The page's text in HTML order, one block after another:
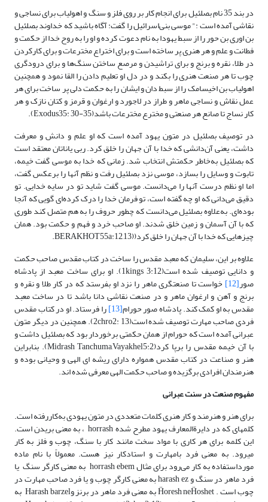
در بند 35 نام بصلئیل برای انجام کار بر روی فلز و سنگ و اهولیاب برای نساجی و
نقاشی آمده است :" موسی بنی‌اسرائیل را گفت: آگاه باشید که خداوند بصلئیل
بن اوری بن حور را از سبط یهودا به نام دعوت کرده و او را به روح خدا از حکمت و
فطانت و علم و هر هنری پر ساخته است و برای اختراع مخترعات و برای کارکردن
در طلا، نقره و برنج و برای تراشیدن و مرصع ساختن سنگ‌ها و برای درودگری
چوب تا هر صنعت هنری را بکند و در دل او تعلیم دادن را القا نمود و همچنین
اهولیاب بن اخیسامک را از سبط دان و ایشان را به حکمت دلی پر ساخت برای هر
عمل نقاش و نساجی ماهر و طراز در لاجورد و ارغوان و قرمز و کتان نازک و هر
کار نساج تا صانع هر صنعتی و مخترع مخترعات باشد(Exodus35: 30-35).
در توصیف بصلئیل در متون یهود آمده است که او علم و دانش و معرفت
داشت، یعنی آن‌دانشی که خدا با آن جهان را خلق کرد. ربی یاناتان معتقد است
که بصلئیل به‌خاطر حکمتش انتخاب شد. زمانی که خدا به موسی گفت خیمه،
تابوت و وسایل را بسازد، موسی نزد بصلئیل رفت و نظم آنها را برعکس گفت،
اما او نظم درست آنها را می‌دانست. موسی گفت شاید تو در سایه خدایی. تو
دقیق می‌دانی که او چه گفته است، تو فرمان خدا را درک کرده‌ای گویی که آنجا
بوده‌ای. به‌علاوه بصلئیل می‌دانست که چطور حروف را به هم متصل کند طوری
که با آن آسمان و زمین خلق شدند. او صاحب خرد و فهم و حکمت بود. همان
چیزهایی که خدا با آن جهان را خلق کرد((BERAKHOT55a:12,13.
علاوه بر این، سلیمان که معبد مقدس را ساخت در کتاب مقدس صاحب حکمت
و دانایی توصیف شده است(1kings 3:12). او برای ساخت معبد از پادشاه
صور[12] خواست تا صنعتگری ماهر را نزد او بفرستد که در کار طلا و نقره و
برنج و آهن و ارغوان ماهر و در صنعت نقاشی دانا باشد تا در ساخت معبد
مقدس به او کمک کند. پادشاه صور حورام[13] را فرستاد. او در کتاب مقدس
فردی صاحب مهارت توصیف شده است(2chro2: 13). همچنین در دیگر متون
عبرانی آمده است که حورام از همان حکمتی برخوردار بود که بصلئیل داشت و
با آن خیمه مقدس را برپا کرد(Midrash Tanchuma,Vayakhel5:2). بنابراین
هنر و صناعت در کتاب مقدس همواره دارای ریشه ای الهی و وحیانی بوده و
هنرمندان افرادی برگزیده و صاحب حکمت الهی معرفی شده اند.
مفهوم صنعت در سنت عبرانی
برای هنر و هنرمند و کار هنری کلمات متعددی در متون یهودی به‌کاررفته است.
کلمه­ای که در دایرةالمعارف یهود مطرح شده horrash ، به معنی بریدن است.
این کلمه برای هر کاری با مواد سخت مانند کار با سنگ، چوب و فلز به کار
می‎رود. به معنی فرد بامهارت و استادکار نیز هست. معمولاً با نام ماده
مورداستفاده به کار می‌رود برای مثال horrash ebem به معنی کارگر سنگ یا
فرد ماهر در سنگ و harash ez به معنی کارگر چوب و یا فرد صاحب مهارت در
چوب است . Ḧoresh neḦoshet به معنی فرد ماهر در برنز وHarash barzel به